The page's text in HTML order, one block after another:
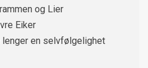
og Lier
Eiker
en selvfølgelighet